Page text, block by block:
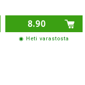
8.90
◉ Heti varastosta